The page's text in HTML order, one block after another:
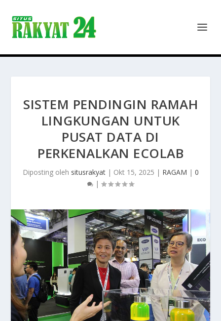
SISTEM PENDINGIN RAMAH
LINGKUNGAN UNTUK
PUSAT DATA DI
PERKENALKAN ECOLAB
Diposting oleh situsrakyat| Okt 15, 2025 | RAGAM | 0
|